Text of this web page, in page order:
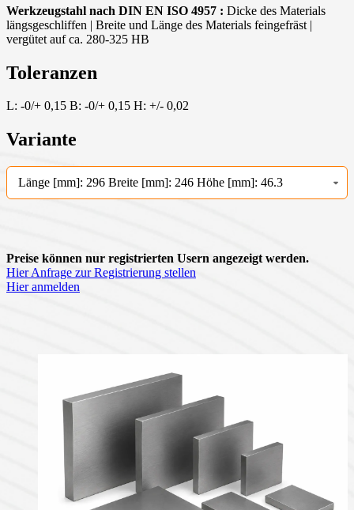
Werkzeugstahl nach DIN EN ISO 4957 : Dicke des Materials
längsgeschliffen | Breite und Länge des Materials feingefräst |
vergütet auf ca. 280-325 HB
Toleranzen
L: -0/+ 0,15 B: -0/+ 0,15 H: +/- 0,02
Variante
Länge [mm]: 296 Breite [mm]: 246 Höhe [mm]: 46.3
Preise können nur registrierten Usern angezeigt werden.
Hier Anfrage zur Registrierung stellen
Hier anmelden